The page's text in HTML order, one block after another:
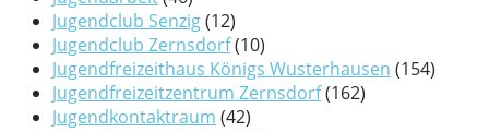
Jugendclub Senzig(12)
Jugendclub Zernsdorf(10)
Jugendfreizeithaus Königs Wusterhausen (154)
Jugendfreizeitzentrum Zernsdorf(162)
Jugendkontaktraum (42)